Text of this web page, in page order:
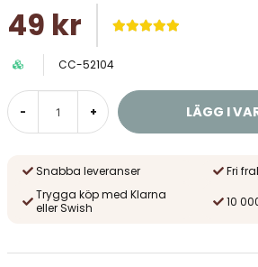
49 kr
CC-52104
- + LÄGG I
Snabba leveranser
Fri
Trygga köp med Klarna
eller Swish
10